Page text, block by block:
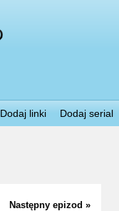
Dodaj linki Dodaj serial
Następny epizod »